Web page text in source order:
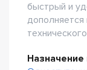
быстрый и
Назначение